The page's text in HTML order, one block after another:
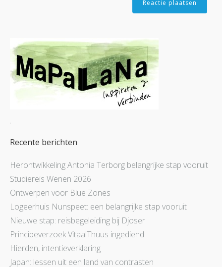
.
Recente berichten
Herontwikkeling Antonia Terborg belangrijke stap vooruit
Studiereis Wenen 2026
Ontwerpen voor Blue Zones
Logeerhuis Nunspeet: een belangrijke stap vooruit
Nieuwe stap: reisbegeleiding bij Djoser
Principeverzoek VitaalThuus ingediend
Hierden, intentieverklaring
Japan: lessen uit een land van contrasten